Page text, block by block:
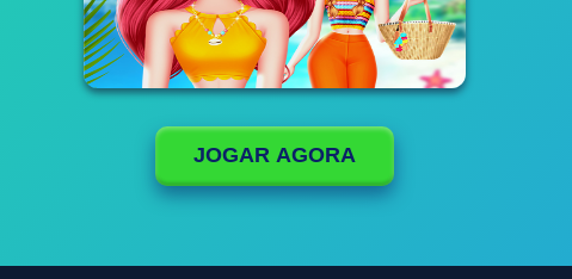
JOGAR AGORA